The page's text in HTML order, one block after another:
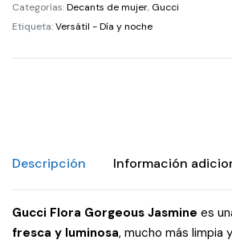
Categorías:Decants de mujer, Gucci
Etiqueta:Versátil - Día y noche
Descripción Información
Gucci Flora Gorgeous Jasmine es
fresca y luminosa, mucho más limpia